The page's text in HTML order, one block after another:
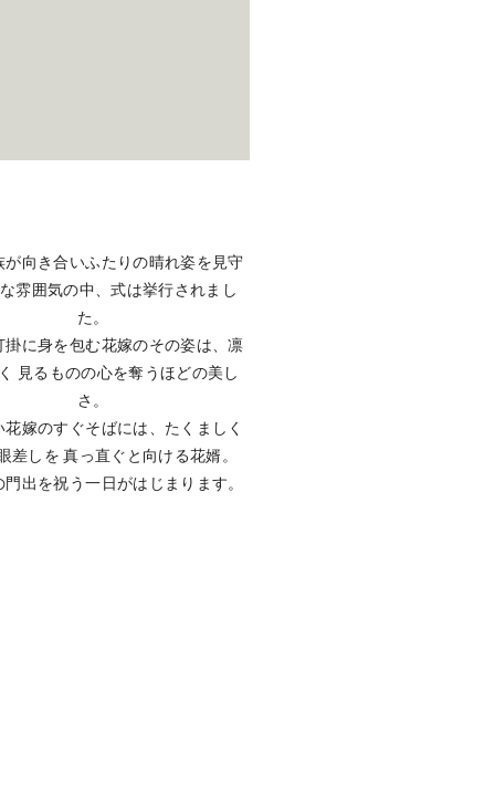
が向き合いふたりの晴れ姿を見守
雰囲気の中、式は挙行されまし
た。
掛に身を包む花嫁のその姿は、凛
見るものの心を奪うほどの美し
さ。
花嫁のすぐそばには、たくましく
差しを 真っ直ぐと向ける花婿。
出を祝う一日がはじまります。